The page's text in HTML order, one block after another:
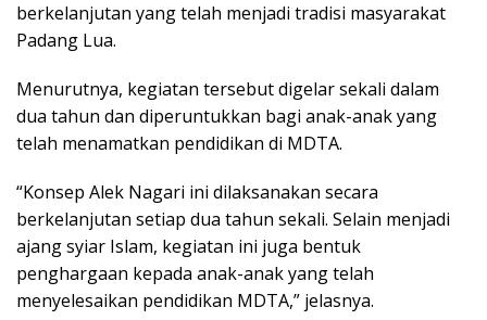
berkelanjutan yang telah menjadi tradisi masyarakat
Padang Lua.
Menurutnya, kegiatan tersebut digelar sekali dalam
dua tahun dan diperuntukkan bagi anak-anak yang
telah menamatkan pendidikan di MDTA.
“Konsep Alek Nagari ini dilaksanakan secara
berkelanjutan setiap dua tahun sekali. Selain menjadi
ajang syiar Islam, kegiatan ini juga bentuk
penghargaan kepada anak-anak yang telah
menyelesaikan pendidikan MDTA,” jelasnya.